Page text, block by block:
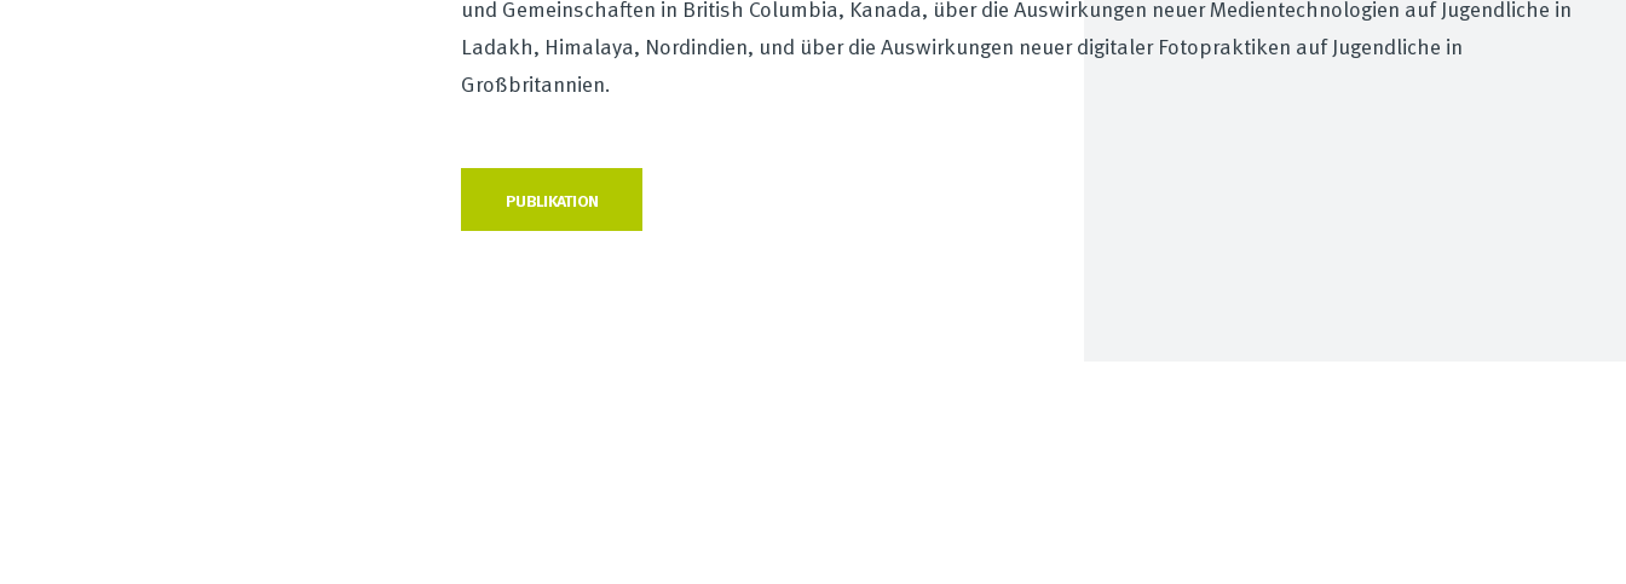
und Gemeinschaften in British Columbia, Kanada, über die Auswirkungen neuer Medientechnologien auf Jugendliche in
Ladakh, Himalaya, Nordindien, und über die Auswirkungen neuer digitaler Fotopraktiken auf Jugendliche in
Großbritannien.
PUBLIKATION